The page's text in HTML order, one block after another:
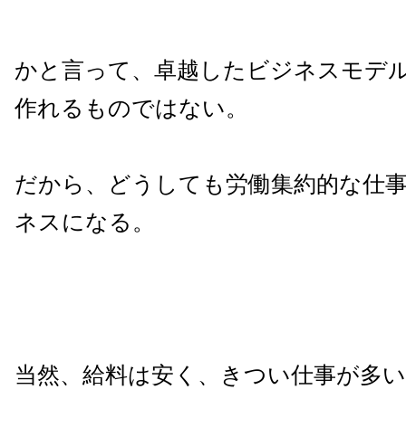
かと言って、卓越したビジネスモデ
作れるものではない。
だから、どうしても労働集約的な仕
ネスになる。
当然、給料は安く、きつい仕事が多